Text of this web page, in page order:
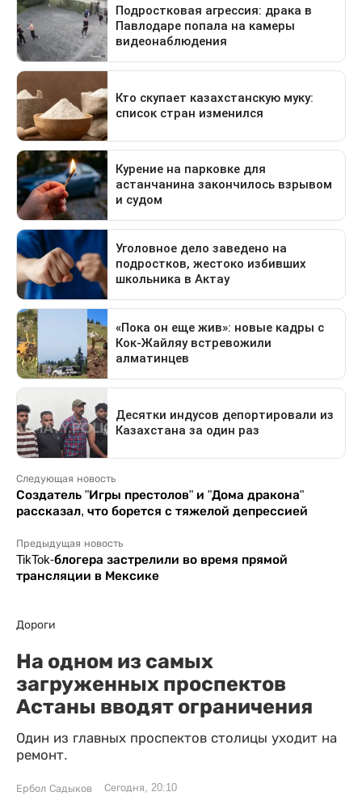
Следующая новость
Создатель "Игры престолов" и "Дома дракона"
рассказал, что борется с тяжелой депрессией
Предыдущая новость
TikTok-блогера застрелили во время прямой
трансляции в Мексике
Дороги
На одном из самых
загруженных проспектов
Астаны вводят ограничения
Один из главных проспектов столицы уходит на
ремонт.
Ербол Садыков Сегодня, 20:10